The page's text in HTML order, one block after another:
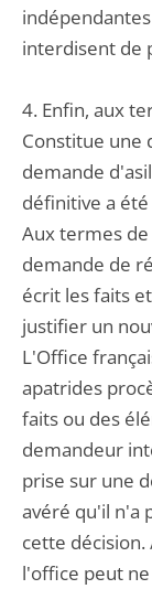
interdisent de
4. Enfin, aux
Constitue une
demande
définitive a
Aux termes de
demande de
écrit les faits
justifier un
L'Office
apatrides
faits ou des
demandeur
prise sur une
avéré qu'il n'a
cette
l'office peut